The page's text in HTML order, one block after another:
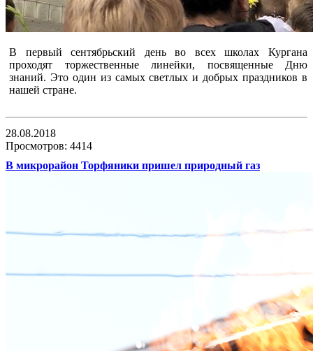
В первый сентябрьский день во всех школах Кургана
проходят торжественные линейки, посвященные Дню
знаний. Это один из самых светлых и добрых праздников в
нашей стране.
28.08.2018
Просмотров: 4414
В микрорайон Торфяники пришел природный газ